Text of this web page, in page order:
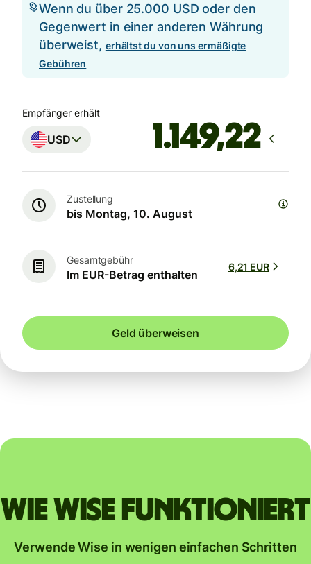
Wenn du über 25.000 USD oder den
Gegenwert in einer anderen Währung
überweist, erhältst du von uns ermäßigte
Gebühren
Empfänger erhält
USD
Zustellung
bis Montag, 10. August
Gesamtgebühr
Im EUR-Betrag enthalten
6,21 EUR
Geld überweisen
Wie Wise funktioniert
Verwende Wise in wenigen einfachen Schritten